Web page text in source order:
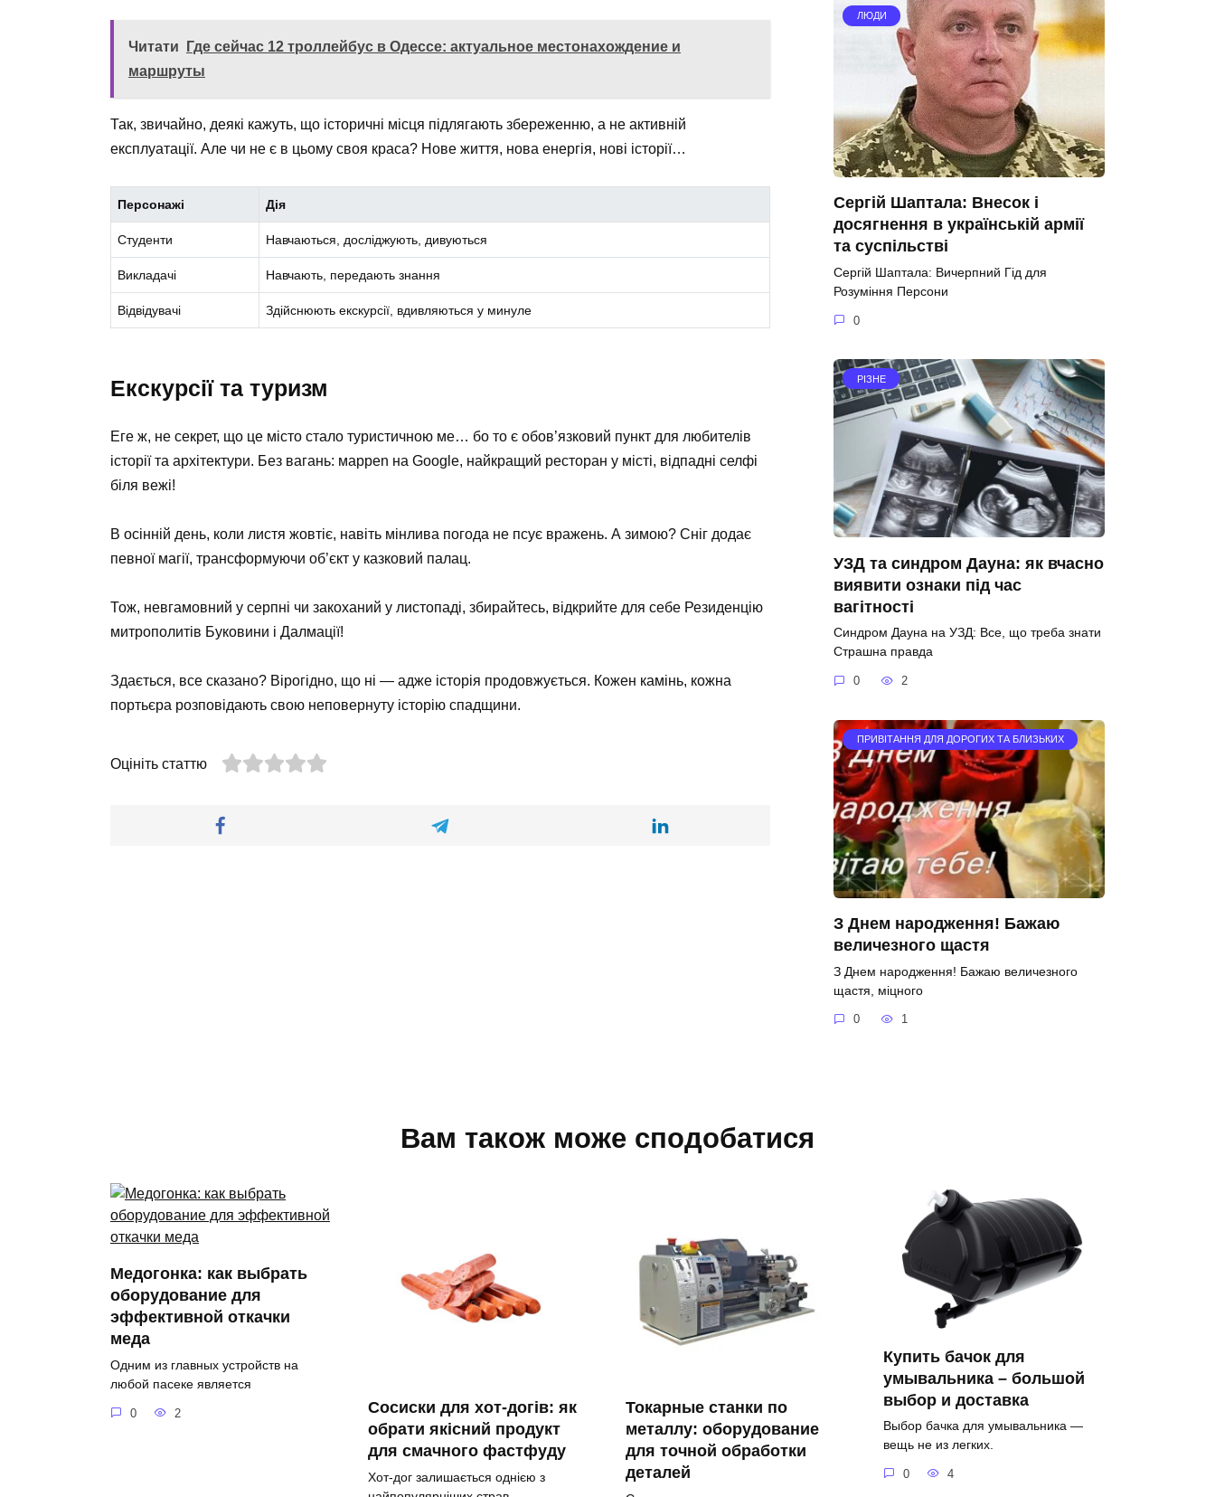
Читати
Где сейчас 12 троллейбус в Одессе: актуальное местонахождение и
маршруты
Так, звичайно, деякі кажуть, що історичні місця підлягають збереженню, а не активній
експлуатації. Але чи не є в цьому своя краса? Нове життя, нова енергія, нові історії…
Персонажі Дія
Студенти Навчаються, досліджують, дивуються
Викладачі Навчають, передають знання
Відвідувачі Здійснюють екскурсії, вдивляються у минуле
Екскурсії та туризм
Еге ж, не секрет, що це місто стало туристичною ме… бо то є обов’язковий пункт для любителів
історії та архітектури. Без вагань: мappen на Google, найкращий ресторан у місті, відпадні селфі
біля вежі!
В осінній день, коли листя жовтіє, навіть мінлива погода не псує вражень. А зимою? Сніг додає
певної магії, трансформуючи об’єкт у казковий палац.
Тож, невгамовний у серпні чи закоханий у листопаді, збирайтесь, відкрийте для себе Резиденцію
митрополитів Буковини і Далмації!
Здається, все сказано? Вірогідно, що ні — адже історія продовжується. Кожен камінь, кожна
портьєра розповідають свою неповернуту історію спадщини.
Оцініть статтю
ЛЮДИ
Сергій Шаптала: Внесок і
досягнення в українській армії
та суспільстві
Сергій Шаптала: Вичерпний Гід для
Розуміння Персони
0
РІЗНЕ
УЗД та синдром Дауна: як вчасно
виявити ознаки під час
вагітності
Синдром Дауна на УЗД: Все, що треба знати
Страшна правда
0 2
ПРИВІТАННЯ ДЛЯ ДОРОГИХ ТА БЛИЗЬКИХ
З Днем народження! Бажаю
величезного щастя
З Днем народження! Бажаю величезного
щастя, міцного
0 1
Вам також може сподобатися
Медогонка: как выбрать
оборудование для
эффективной откачки
меда
Одним из главных устройств на
любой пасеке является
0 2
Сосиски для хот-догів: як
обрати якісний продукт
для смачного фастфуду
Хот-дог залишається однією з
Токарные станки по
металлу: оборудование
для точной обработки
деталей
Купить бачок для
умывальника – большой
выбор и доставка
Выбор бачка для умывальника —
вещь не из легких.
0 4